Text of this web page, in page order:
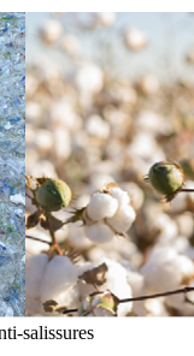
salissures